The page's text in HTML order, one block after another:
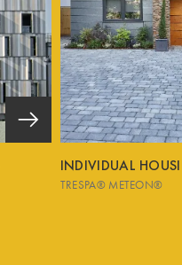
INDIVIDUAL
TRESPA® METEON®